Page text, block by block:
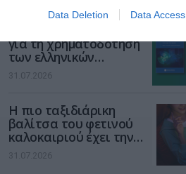
Data Deletion Data Access
επανάσταση»
για τη χρηματοδότηση
των ελληνικών
επιχειρήσεων στον
χώρο της άμυνας
31.07.2026
Η πιο ταξιδιάρικη
βαλίτσα του φετινού
καλοκαιριού έχει την
υπογραφή της Xiaomi
31.07.2026